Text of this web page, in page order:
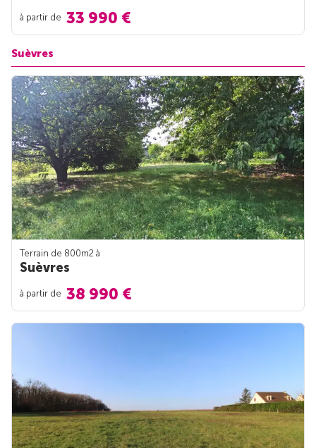
à partir de 33 990 €
Suèvres
Terrain de 800m2 à
Suèvres
à partir de 38 990 €